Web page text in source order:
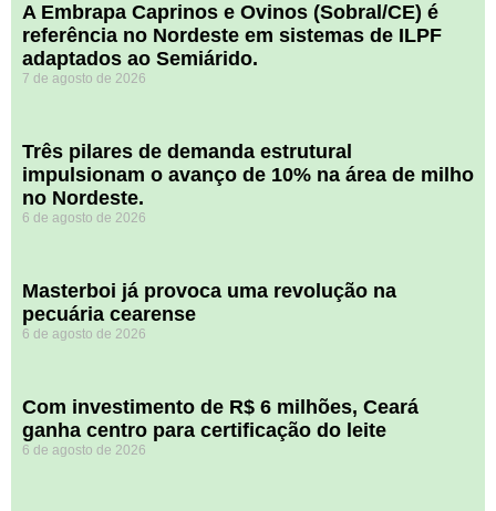
A Embrapa Caprinos e Ovinos (Sobral/CE) é
referência no Nordeste em sistemas de ILPF
adaptados ao Semiárido.
7 de agosto de 2026
​Três pilares de demanda estrutural
impulsionam o avanço de 10% na área de milho
no Nordeste.
6 de agosto de 2026
Masterboi já provoca uma revolução na
pecuária cearense
6 de agosto de 2026
Com investimento de R$ 6 milhões, Ceará
ganha centro para certificação do leite
6 de agosto de 2026